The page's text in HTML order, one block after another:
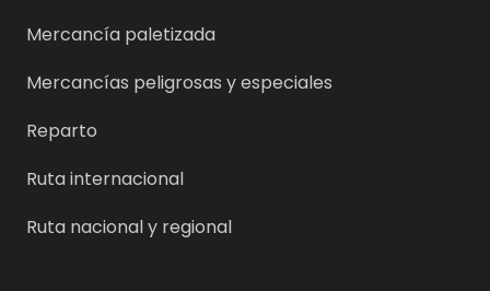
Mercancía paletizada
Mercancías peligrosas y especiales
Reparto
Ruta internacional
Ruta nacional y regional